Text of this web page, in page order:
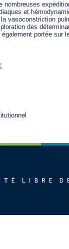
nombreuses
et
vasoconstriction
des
portée sur